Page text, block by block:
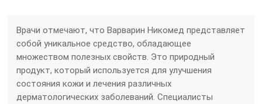
Врачи отмечают, что Варварин Никомед представляет
собой уникальное средство, обладающее
множеством полезных свойств. Это природный
продукт, который используется для улучшения
состояния кожи и лечения различных
дерматологических заболеваний. Специалисты